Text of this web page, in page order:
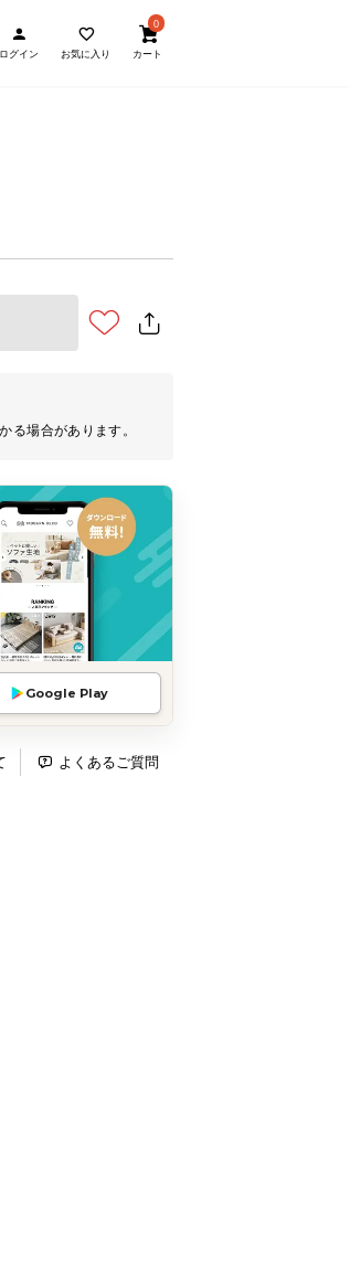
ログイン お気に入り
0
カート
る場合があります。
Google Play
よくあるご質問